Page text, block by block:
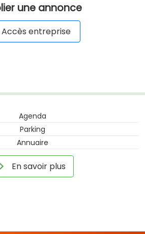
une annonce
Accès entreprise
Agenda
Parking
Annuaire
En savoir plus